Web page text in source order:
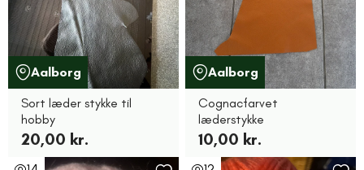
Aalborg
Sort læder stykke til
hobby
20,00 kr.
Aalborg
Cognacfarvet
læderstykke
10,00 kr.